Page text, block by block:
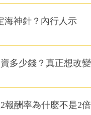
海神針？內行人示
多少錢？真正想改變
報酬率為什麼不是2倍